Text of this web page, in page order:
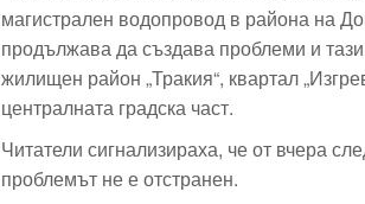
магистрален водопровод в района на
продължава да създава проблеми и
жилищен район „Тракия“, квартал
централната градска част.
Читатели сигнализираха, че от вчера
проблемът не е отстранен.